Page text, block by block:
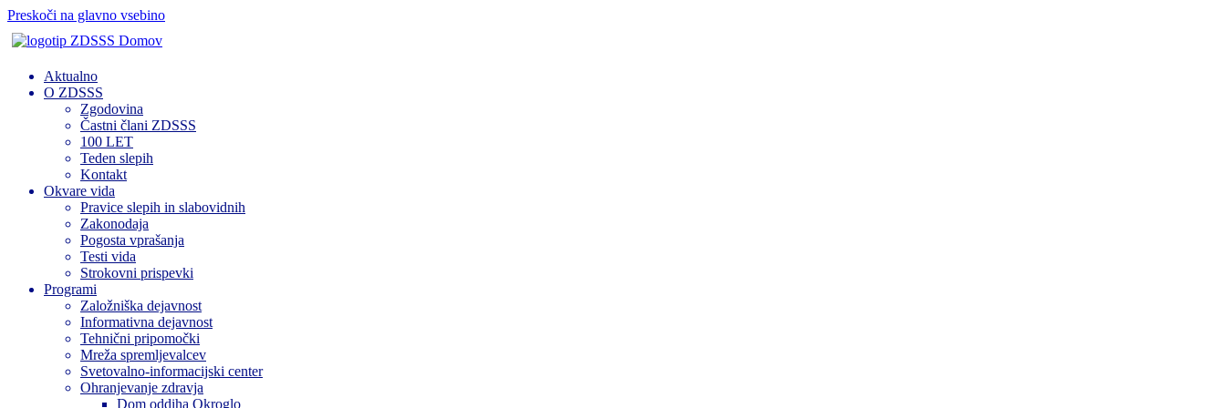
Preskoči na glavno vsebino
Domov
Aktualno
O ZDSSS
Zgodovina
Častni člani ZDSSS
100 LET
Teden slepih
Kontakt
Okvare vida
Pravice slepih in slabovidnih
Zakonodaja
Pogosta vprašanja
Testi vida
Strokovni prispevki
Programi
Založniška dejavnost
Informativna dejavnost
Tehnični pripomočki
Mreža spremljevalcev
Svetovalno-informacijski center
Ohranjevanje zdravja
Dom oddiha Okroglo